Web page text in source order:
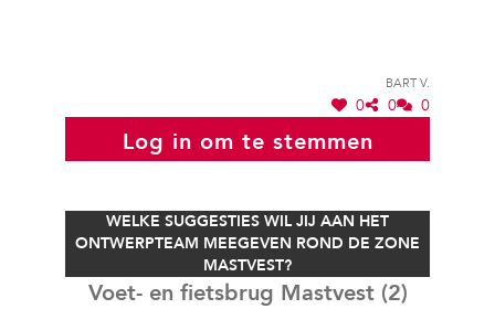
Bart V.
0 0 0
Log in om te stemmen
WELKE SUGGESTIES WIL JIJ AAN HET
ONTWERPTEAM MEEGEVEN ROND DE ZONE
MASTVEST?
Voet- en fietsbrug Mastvest (2)